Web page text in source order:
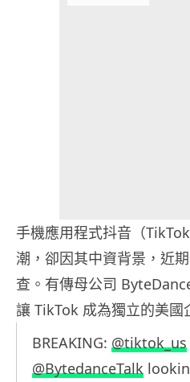
手機應用程式抖音（
潮，卻因其中資背景，近
查。有傳母公司
讓 TikTok 成為獨立的美國
BREAKING: @tiktok_us
@BytedanceTalk